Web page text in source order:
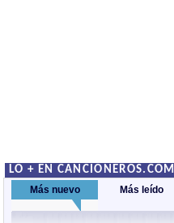
LO + EN CANCIONEROS.COM
Más nuevo Más leído